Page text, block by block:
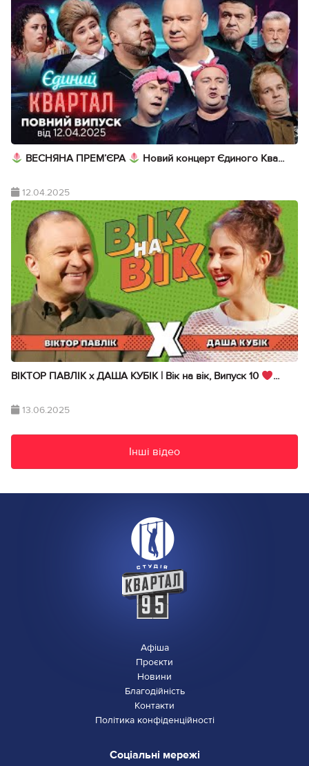
ВЕСНЯНА ПРЕМ’ЄРА Новий концерт Єдиного Ква...
12.04.2025
ВІКТОР ПАВЛІК х ДАША КУБІК | Вік на вік, Випуск 10 ...
13.06.2025
Інші відео
Афіша
Проєкти
Новини
Благодійність
Контакти
Політика конфіденційності
Соціальні мережі